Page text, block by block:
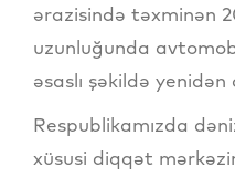
ərazisində təxminən
uzunluğunda
əsaslı şəkildə yenidən
Respublikamızda
xüsusi diqqət